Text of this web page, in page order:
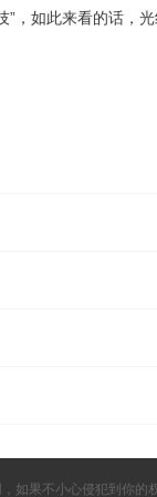
”，如此来看的话，
如果不小心侵犯到你的